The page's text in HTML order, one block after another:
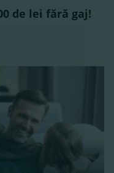
de lei fără gaj!